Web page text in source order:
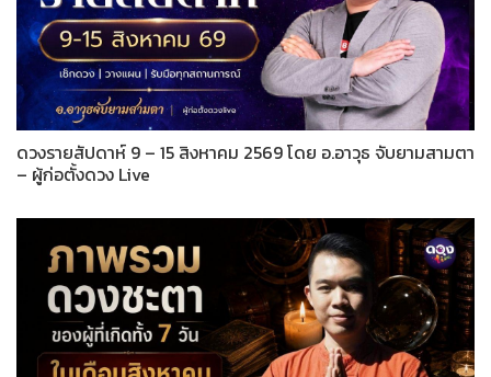
ดวงรายสัปดาห์ 9 – 15 สิงหาคม 2569 โดย อ.อาวุธ จับยามสามตา
– ผู้ก่อตั้งดวง Live